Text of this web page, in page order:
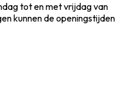
tot en met vrijdag van
kunnen de openingstijden